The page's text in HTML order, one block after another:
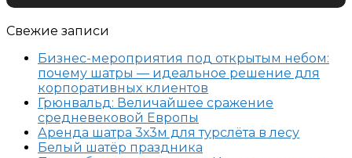
Свежие записи
Бизнес-мероприятия под открытым небом:
почему шатры — идеальное решение для
корпоративных клиентов
Грюнвальд: Величайшее сражение
средневековой Европы
Аренда шатра 3х3м для турслёта в лесу
Белый шатёр праздника